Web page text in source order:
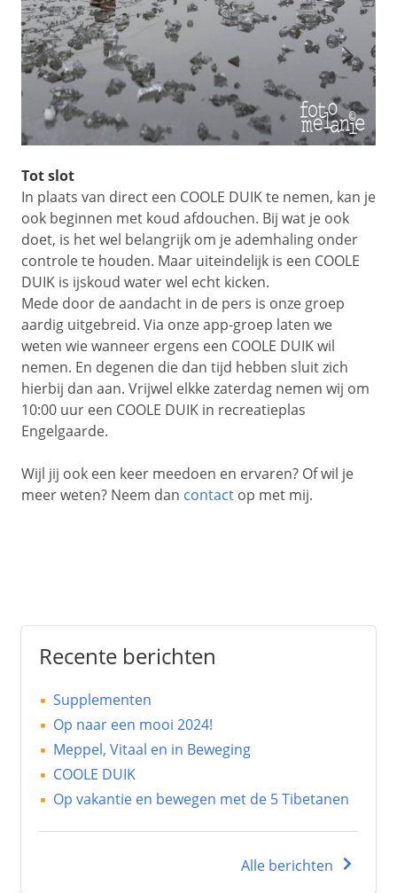
Tot slot
In plaats van direct een COOLE DUIK te nemen, kan je
ook beginnen met koud afdouchen. Bij wat je ook
doet, is het wel belangrijk om je ademhaling onder
controle te houden. Maar uiteindelijk is een COOLE
DUIK is ijskoud water wel echt kicken.
Mede door de aandacht in de pers is onze groep
aardig uitgebreid. Via onze app-groep laten we
weten wie wanneer ergens een COOLE DUIK wil
nemen. En degenen die dan tijd hebben sluit zich
hierbij dan aan. Vrijwel elkke zaterdag nemen wij om
10:00 uur een COOLE DUIK in recreatieplas
Engelgaarde.
Wijl jij ook een keer meedoen en ervaren? Of wil je
meer weten? Neem dan contact op met mij.
Recente berichten
Supplementen
Op naar een mooi 2024!
Meppel, Vitaal en in Beweging
COOLE DUIK
Op vakantie en bewegen met de 5 Tibetanen
Alle berichten